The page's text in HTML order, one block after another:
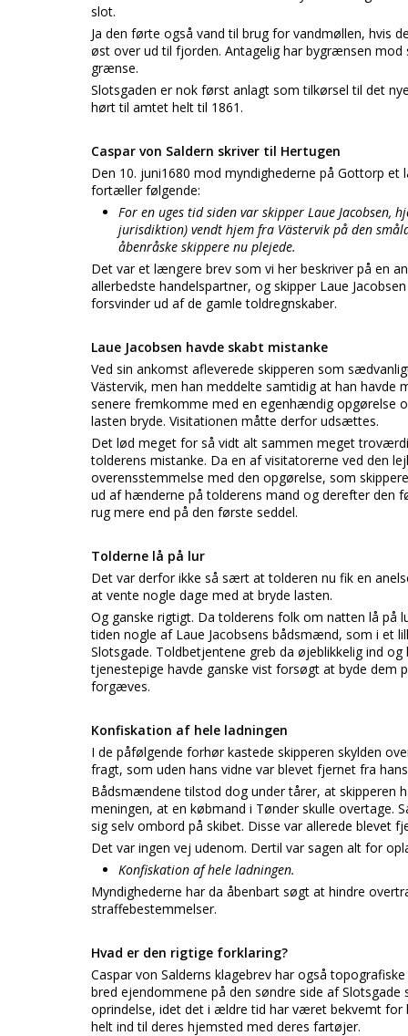
slot.
Ja den førte også vand til brug for vandmøllen, hvis
øst over ud til fjorden. Antagelig har bygrænsen
grænse.
Slotsgaden er nok først anlagt som tilkørsel til det
hørt til amtet helt til 1861.
Caspar von Saldern skriver til Hertugen
Den 10. juni1680 mod myndighederne på Gottorp
fortæller følgende:
For en uges tid siden var skipper Laue Jacobsen,
jurisdiktion) vendt hjem fra Västervik på den
åbenråske skippere nu plejede.
Det var et længere brev som vi her beskriver på en
allerbedste handelspartner, og skipper Laue
forsvinder ud af de gamle toldregnskaber.
Laue Jacobsen havde skabt mistanke
Ved sin ankomst afleverede skipperen som
Västervik, men han meddelte samtidig at han
senere fremkomme med en egenhændig opgørelse
lasten bryde. Visitationen måtte derfor udsættes.
Det lød meget for så vidt alt sammen meget
tolderens mistanke. Da en af visitatorerne ved den
overensstemmelse med den opgørelse, som
ud af hænderne på tolderens mand og derefter den
rug mere end på den første seddel.
Tolderne lå på lur
Det var derfor ikke så sært at tolderen nu fik en
at vente nogle dage med at bryde lasten.
Og ganske rigtigt. Da tolderens folk om natten lå på
tiden nogle af Laue Jacobsens bådsmænd, som i et
Slotsgade. Toldbetjentene greb da øjeblikkelig ind
tjenestepige havde ganske vist forsøgt at byde
forgæves.
Konfiskation af hele ladningen
I de påfølgende forhør kastede skipperen skylden
fragt, som uden hans vidne var blevet fjernet fra
Bådsmændene tilstod dog under tårer, at
meningen, at en købmand i Tønder skulle
sig selv ombord på skibet. Disse var allerede blevet
Det var ingen vej udenom. Dertil var sagen alt for
Konfiskation af hele ladningen.
Myndighederne har da åbenbart søgt at hindre
straffebestemmelser.
Hvad er den rigtige forklaring?
Caspar von Salderns klagebrev har også
bred ejendommene på den søndre side af
oprindelse, idet det i ældre tid har været bekvemt for
helt ind til deres hjemsted med deres fartøjer.